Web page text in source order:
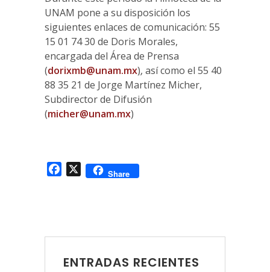
UNAM pone a su disposición los
siguientes enlaces de comunicación: 55
15 01 74 30 de Doris Morales,
encargada del Área de Prensa
(dorixmb@unam.mx), así como el 55 40
88 35 21 de Jorge Martínez Micher,
Subdirector de Difusión
(micher@unam.mx)
Facebook
X Share
ENTRADAS RECIENTES